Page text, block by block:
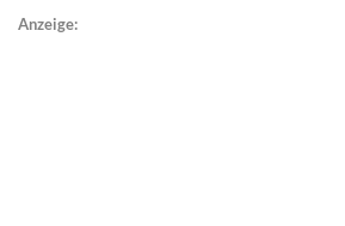
Anzeige: